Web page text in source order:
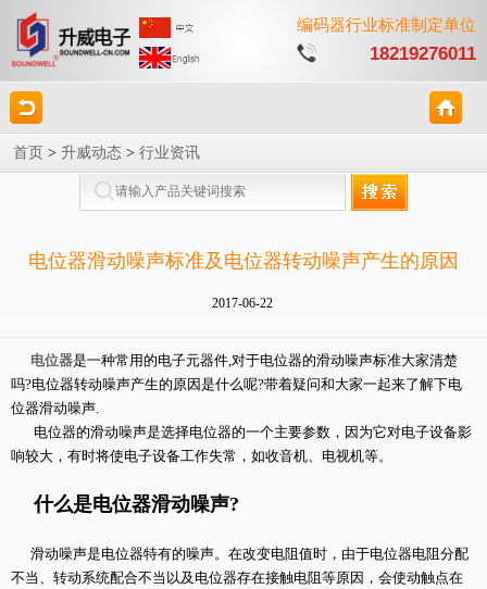
编码器行业标准制定单位
18219276011
首页 > 升威动态 > 行业资讯
电位器滑动噪声标准及电位器转动噪声产生的原因
2017-06-22
电位器是一种常用的电子元器件,对于电位器的滑动噪声标准大家清楚
吗?电位器转动噪声产生的原因是什么呢?带着疑问和大家一起来了解下电
位器滑动噪声.
电位器的滑动噪声是选择电位器的一个主要参数，因为它对电子设备影
响较大，有时将使电子设备工作失常，如收音机、电视机等。
什么是电位器滑动噪声?
滑动噪声是电位器特有的噪声。在改变电阻值时，由于电位器电阻分配
不当、转动系统配合不当以及电位器存在接触电阻等原因，会使动触点在